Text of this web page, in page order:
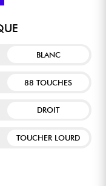
numérique :
sonore claire et
BLANC
88 TOUCHES
DROIT
TOUCHER LOURD